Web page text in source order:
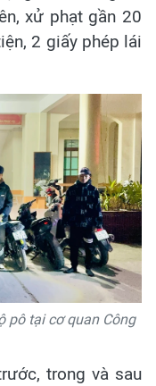
xử phạt gần 20
2 giấy phép lái
pô tại cơ quan Công
trong và sau